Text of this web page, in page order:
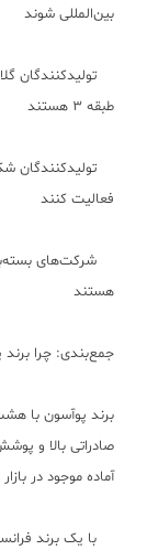
بین‌المللی شوند
تولیدکنندگان
طبقه ۳ هستند
تولیدکنندگان
فعالیت کنند
شرکت‌های
هستند
جمع‌بندی: چرا
برند پوآسون با
صادراتی بالا و
آماده موجود در
با یک برند